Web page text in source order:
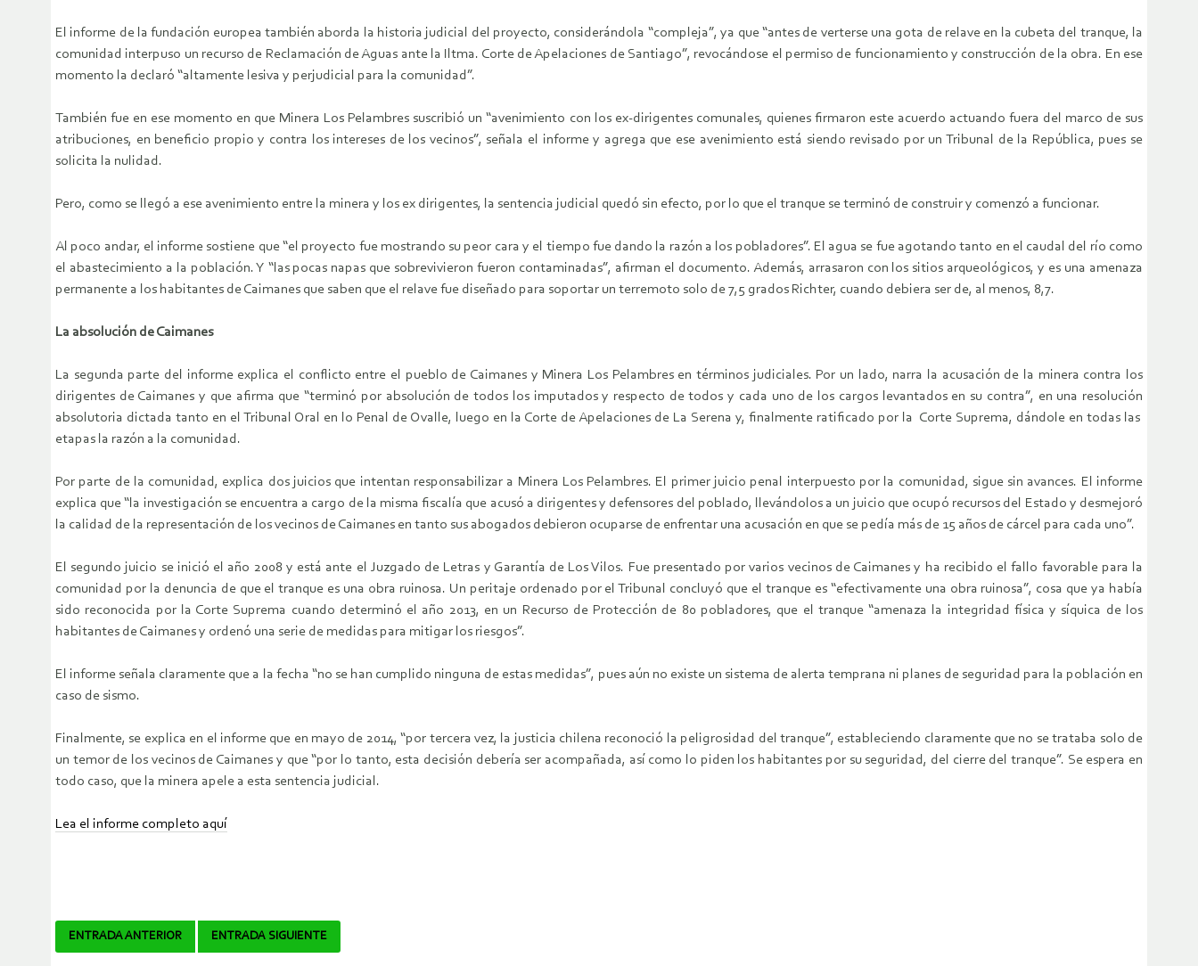
El informe de la fundación europea también aborda la historia judicial del proyecto, considerándola “compleja”, ya que “antes de verterse una gota de relave en la cubeta del tranque, la
comunidad interpuso un recurso de Reclamación de Aguas ante la Iltma. Corte de Apelaciones de Santiago”, revocándose el permiso de funcionamiento y construcción de la obra. En ese
momento la declaró “altamente lesiva y perjudicial para la comunidad”.
También fue en ese momento en que Minera Los Pelambres suscribió un “avenimiento con los ex-dirigentes comunales, quienes firmaron este acuerdo actuando fuera del marco de sus
atribuciones, en beneficio propio y contra los intereses de los vecinos”, señala el informe y agrega que ese avenimiento está siendo revisado por un Tribunal de la República, pues se
solicita la nulidad.
Pero, como se llegó a ese avenimiento entre la minera y los ex dirigentes, la sentencia judicial quedó sin efecto, por lo que el tranque se terminó de construir y comenzó a funcionar.
Al poco andar, el informe sostiene que “el proyecto fue mostrando su peor cara y el tiempo fue dando la razón a los pobladores”. El agua se fue agotando tanto en el caudal del río como
el abastecimiento a la población. Y “las pocas napas que sobrevivieron fueron contaminadas”, afirman el documento. Además, arrasaron con los sitios arqueológicos, y es una amenaza
permanente a los habitantes de Caimanes que saben que el relave fue diseñado para soportar un terremoto solo de 7,5 grados Richter, cuando debiera ser de, al menos, 8,7.
La absolución de Caimanes
La segunda parte del informe explica el conflicto entre el pueblo de Caimanes y Minera Los Pelambres en términos judiciales. Por un lado, narra la acusación de la minera contra los
dirigentes de Caimanes y que afirma que “terminó por absolución de todos los imputados y respecto de todos y cada uno de los cargos levantados en su contra”, en una resolución
absolutoria dictada tanto en el Tribunal Oral en lo Penal de Ovalle, luego en la Corte de Apelaciones de La Serena y, finalmente ratificado por la Corte Suprema, dándole en todas las
etapas la razón a la comunidad.
Por parte de la comunidad, explica dos juicios que intentan responsabilizar a Minera Los Pelambres. El primer juicio penal interpuesto por la comunidad, sigue sin avances. El informe
explica que “la investigación se encuentra a cargo de la misma fiscalía que acusó a dirigentes y defensores del poblado, llevándolos a un juicio que ocupó recursos del Estado y desmejoró
la calidad de la representación de los vecinos de Caimanes en tanto sus abogados debieron ocuparse de enfrentar una acusación en que se pedía más de 15 años de cárcel para cada uno”.
El segundo juicio se inició el año 2008 y está ante el Juzgado de Letras y Garantía de Los Vilos. Fue presentado por varios vecinos de Caimanes y ha recibido el fallo favorable para la
comunidad por la denuncia de que el tranque es una obra ruinosa. Un peritaje ordenado por el Tribunal concluyó que el tranque es “efectivamente una obra ruinosa”, cosa que ya había
sido reconocida por la Corte Suprema cuando determinó el año 2013, en un Recurso de Protección de 80 pobladores, que el tranque “amenaza la integridad física y síquica de los
habitantes de Caimanes y ordenó una serie de medidas para mitigar los riesgos”.
El informe señala claramente que a la fecha “no se han cumplido ninguna de estas medidas”, pues aún no existe un sistema de alerta temprana ni planes de seguridad para la población en
caso de sismo.
Finalmente, se explica en el informe que en mayo de 2014, “por tercera vez, la justicia chilena reconoció la peligrosidad del tranque”, estableciendo claramente que no se trataba solo de
un temor de los vecinos de Caimanes y que “por lo tanto, esta decisión debería ser acompañada, así como lo piden los habitantes por su seguridad, del cierre del tranque”. Se espera en
todo caso, que la minera apele a esta sentencia judicial.
Lea el informe completo aquí
Navegador
ENTRADA ANTERIOR ENTRADA SIGUIENTE